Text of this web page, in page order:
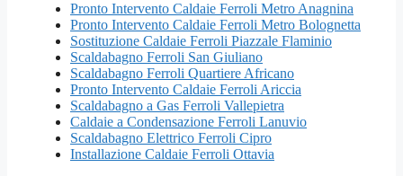
Pronto Intervento Caldaie Ferroli Metro Anagnina
Pronto Intervento Caldaie Ferroli Metro Bolognetta
Sostituzione Caldaie Ferroli Piazzale Flaminio
Scaldabagno Ferroli San Giuliano
Scaldabagno Ferroli Quartiere Africano
Pronto Intervento Caldaie Ferroli Ariccia
Scaldabagno a Gas Ferroli Vallepietra
Caldaie a Condensazione Ferroli Lanuvio
Scaldabagno Elettrico Ferroli Cipro
Installazione Caldaie Ferroli Ottavia